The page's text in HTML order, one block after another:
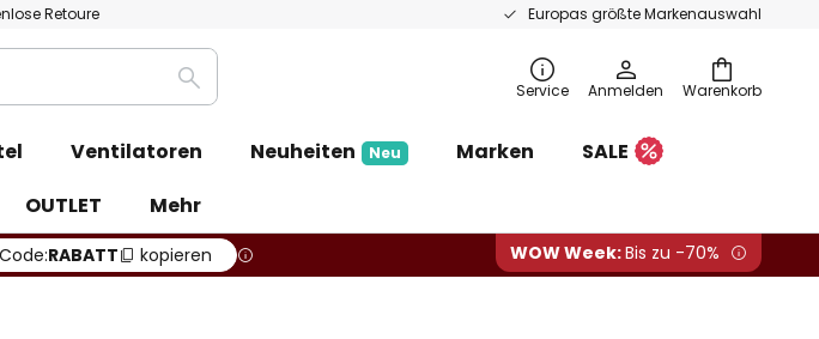
Retoure Europas größte Markenauswahl
Warenkorb
Suche Service Anmelden
Ventilatoren Neuheiten Neu Marken
SALE
OUTLET
Mehr
Code:RABATT kopieren WOW Week:Bis zu -70%